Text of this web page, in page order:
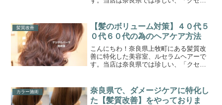
お役立ちできれば嬉しく思います。ひと
りひとりに合わせた、オー...
髪質改善
【髪のボリューム対策】４０代５
０代６０代の為のヘアケア方法
こんにちわ！奈良県上牧町にある髪質改
善に特化した美容室、ルセラムヘアーで
す。当店は奈良県では珍しい、「クセ毛
お役立ちできれば嬉しく思います。ひと
りひとりに合わせた、オー...
カラー施術
奈良県で、ダメージケアに特化し
た【髪質改善】をやっておりま